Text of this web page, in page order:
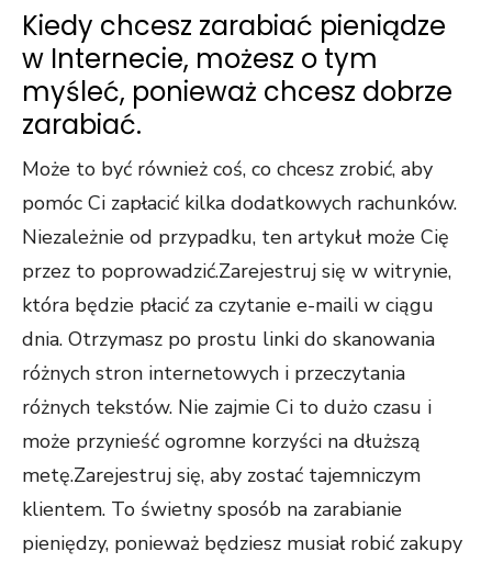
Kiedy chcesz zarabiać pieniądze
w Internecie, możesz o tym
myśleć, ponieważ chcesz dobrze
zarabiać.
Może to być również coś, co chcesz zrobić, aby
pomóc Ci zapłacić kilka dodatkowych rachunków.
Niezależnie od przypadku, ten artykuł może Cię
przez to poprowadzić.Zarejestruj się w witrynie,
która będzie płacić za czytanie e-maili w ciągu
dnia. Otrzymasz po prostu linki do skanowania
różnych stron internetowych i przeczytania
różnych tekstów. Nie zajmie Ci to dużo czasu i
może przynieść ogromne korzyści na dłuższą
metę.Zarejestruj się, aby zostać tajemniczym
klientem. To świetny sposób na zarabianie
pieniędzy, ponieważ będziesz musiał robić zakupy